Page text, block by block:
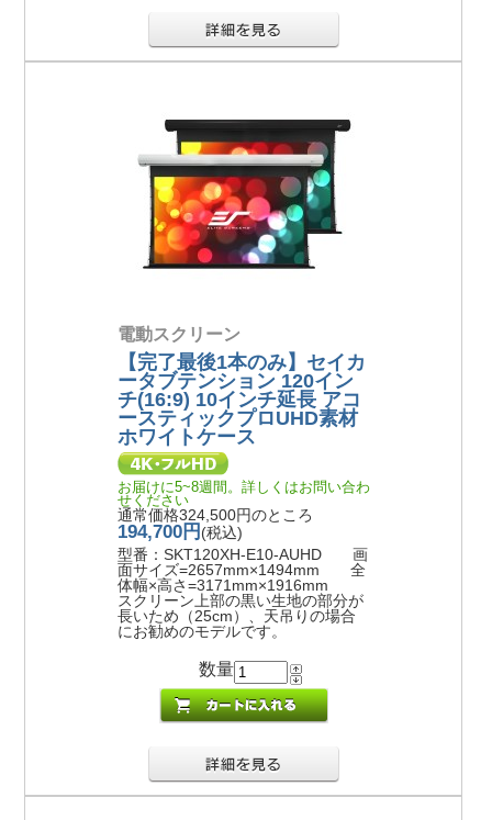
電動スクリーン
【完了最後1本のみ】セイカ
ータブテンション 120イン
チ(16:9) 10インチ延長 アコ
ースティックプロUHD素材
ホワイトケース
お届けに5~8週間。詳しくはお問い合わ
せください
通常価格324,500円のところ
194,700円 (税込)
型番：SKT120XH-E10-AUHD 画
面サイズ=2657mm×1494mm 全
体幅×高さ=3171mm×1916mm
スクリーン上部の黒い生地の部分が
長いため（25cm）、天吊りの場合
にお勧めのモデルです。
数量